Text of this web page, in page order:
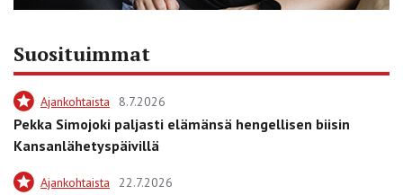
Suosituimmat
Ajankohtaista 8.7.2026
Pekka Simojoki paljasti elämänsä hengellisen biisin
Kansanlähetyspäivillä
Ajankohtaista 22.7.2026